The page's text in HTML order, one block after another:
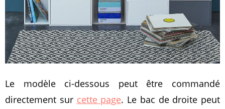
Le modèle ci-dessous peut être commandé
directement sur cette page. Le bac de droite peut